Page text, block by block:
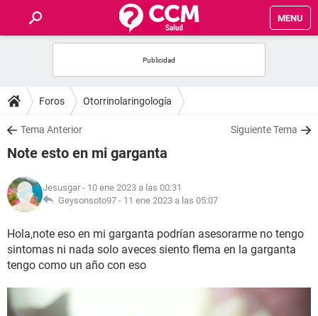
MENU
FOROS
SALUD
NUTRICIÓN
BIENESTAR
SEXUALIDAD
GLOSARIO
Foros Otorrinolaringología
Tema Anterior Siguiente Tema
Note esto en mi garganta
Jesusgar - 10 ene 2023 a las 00:31
Geysonsoto97 - 11 ene 2023 a las 05:07
Hola,note eso en mi garganta podrían asesorarme no tengo
sintomas ni nada solo aveces siento flema en la garganta
tengo como un año con eso